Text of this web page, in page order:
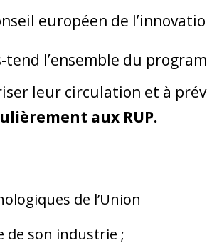
européen de
tend l’ensemble du
leur circulation et à
aux RUP.
de l’Union
de son industrie ;